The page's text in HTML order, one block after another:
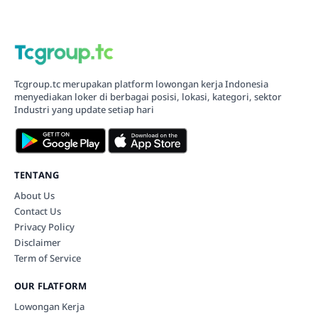
Tcgroup.tc merupakan platform lowongan kerja Indonesia
menyediakan loker di berbagai posisi, lokasi, kategori, sektor
Industri yang update setiap hari
TENTANG
About Us
Contact Us
Privacy Policy
Disclaimer
Term of Service
OUR FLATFORM
Lowongan Kerja